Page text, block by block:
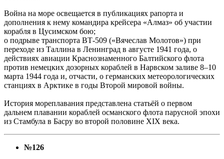
Война на море освещается в публикациях рапорта и
дополнения к нему командира крейсера «Алмаз» об участии
корабля в Цусимском бою;
о подрыве транспорта ВТ-509 («Вячеслав Молотов») при
переходе из Таллина в Ленинград в августе 1941 года, о
действиях авиации Краснознаменного Балтийского флота
против немецких дозорных кораблей в Нарвском заливе 8–10
марта 1944 года и, отчасти, о германских метеорологических
станциях в Арктике в годы Второй мировой войны.
История мореплавания представлена статьёй о первом
дальнем плавании кораблей османского флота парусной эпохи
из Стамбула в Басру во второй половине XIX века.
№126